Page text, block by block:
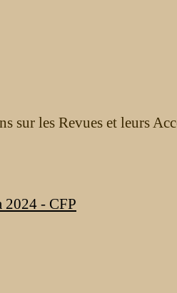
les Revues et leurs
2024 - CFP